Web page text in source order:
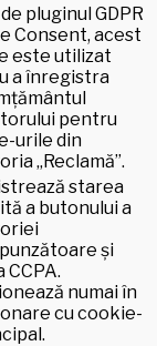
pluginul GDPR
Consent, acest
este utilizat
a înregistra
pentru
urile din
„Reclamă”.
starea
a butonului a
și
CCPA.
numai în
cu cookie-